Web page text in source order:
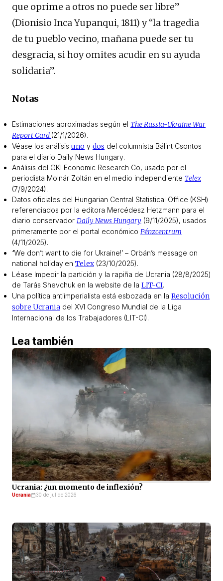
que oprime a otros no puede ser libre”
(Dionisio Inca Yupanqui, 1811) y “la tragedia
de tu pueblo vecino, mañana puede ser tu
desgracia, si hoy omites acudir en su ayuda
solidaria”.
Notas
Estimaciones aproximadas según el The Russia-Ukraine War
Report Card (21/1/2026).
Véase los análisis uno y dos del columnista Bálint Csontos
para el diario Daily News Hungary.
Análisis del GKI Economic Research Co, usado por el
periodista Molnár Zoltán en el medio independiente Telex
(7/9/2024).
Datos oficiales del Hungarian Central Statistical Office (KSH)
referenciados por la editora Mercédesz Hetzmann para el
diario conservador Daily News Hungary (9/11/2025), usados
primeramente por el portal económico Pénzcentrum
(4/11/2025).
‘We don’t want to die for Ukraine!’ – Orbán’s message on
national holiday en Telex (23/10/2025).
Léase Impedir la partición y la rapiña de Ucrania (28/8/2025)
de Tarás Shevchuk en la website de la LIT-CI.
Una política antiimperialista está esbozada en la Resolución
sobre Ucrania del XVI Congreso Mundial de la Liga
Internacional de los Trabajadores (LIT-CI).
Lea también
Ucrania: ¿un momento de inflexión?
Ucrania 30 de jul de 2026